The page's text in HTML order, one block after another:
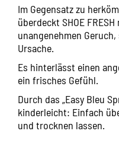
Im Gegensatz zu
überdeckt SHOE FRESH
unangenehmen
Ursache.
Es hinterlässt einen
ein frisches Gefühl.
Durch das „Easy Bleu
kinderleicht: Einfach
und trocknen lassen.